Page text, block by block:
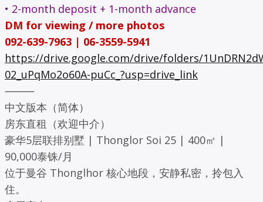
• 2-month deposit + 1-month advance
DM for viewing / more photos
092-639-7963 | 06-3559-5941
https://drive.google.com/drive/folders/
02_uPqMo2o60A-puCc_?usp=drive_link
⸻
中文版本（简体）
房东直租（欢迎中介）
豪华5层联排别墅 | Thonglor Soi 25 | 400㎡ |
90,000泰铢/月
位于曼谷 Thonglhor 核心地段，安静私密，拎包入
住。